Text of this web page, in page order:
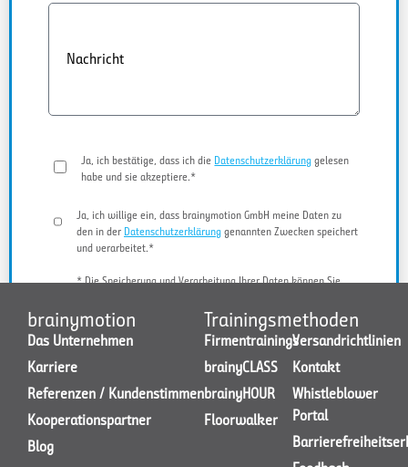
Nachricht
Ja, ich bestätige, dass ich die Datenschutzerklärung gelesen
habe und sie akzeptiere.*
Ja, ich willige ein, dass brainymotion GmbH meine Daten zu
den in der Datenschutzerklärung genannten Zwecken speichert
und verarbeitet.*
* Die Speicherung und Verarbeitung Ihrer Daten können Sie
JETZT KONTAKT AUFNEHMEN
brainymotion
Das Unternehmen
Karriere
Referenzen / Kundenstimmen
Kooperationspartner
Blog
Trainingsmethoden
Firmentrainings
brainyCLASS
brainyHOUR
Floorwalker
Versandrichtlinien
Kontakt
Whistleblower
Portal